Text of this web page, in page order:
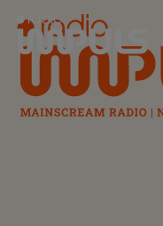
Radio Impuls